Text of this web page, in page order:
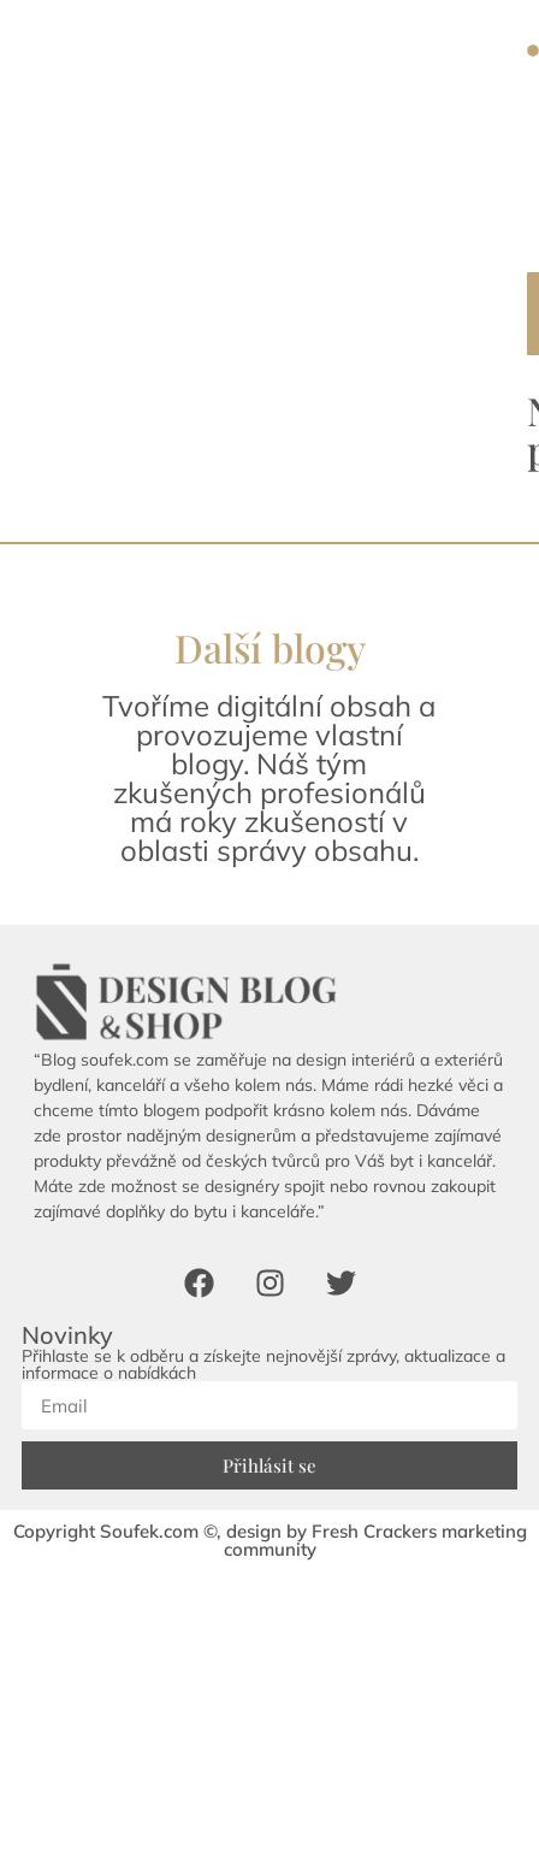
Další blogy
Tvoříme digitální obsah a
provozujeme vlastní
blogy. Náš tým
zkušených profesionálů
má roky zkušeností v
oblasti správy obsahu.
“Blog soufek.com se zaměřuje na design interiérů a exteriérů
bydlení, kanceláří a všeho kolem nás. Máme rádi hezké věci a
chceme tímto blogem podpořit krásno kolem nás. Dáváme
zde prostor nadějným designerům a představujeme zajímavé
produkty převážně od českých tvůrců pro Váš byt i kancelář.
Máte zde možnost se designéry spojit nebo rovnou zakoupit
zajímavé doplňky do bytu i kanceláře.”
Novinky
Přihlaste se k odběru a získejte nejnovější zprávy, aktualizace a
informace o nabídkách
Přihlásit se
Copyright Soufek.com ©, design by Fresh Crackers marketing
community